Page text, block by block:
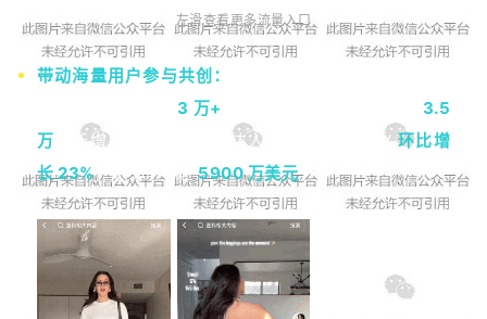
左滑查看更多流量入口
带动海量用户参与共创：
3 万+
3.5
万 条新增用户内容，带动达人新增发文，GMV环比增
长 23%，总 GMV 达5900 万美元。